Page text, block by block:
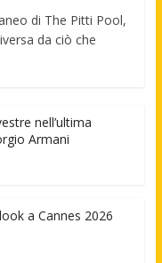
di The Pitti Pool,
da ciò che
nell’ultima
Armani
a Cannes 2026